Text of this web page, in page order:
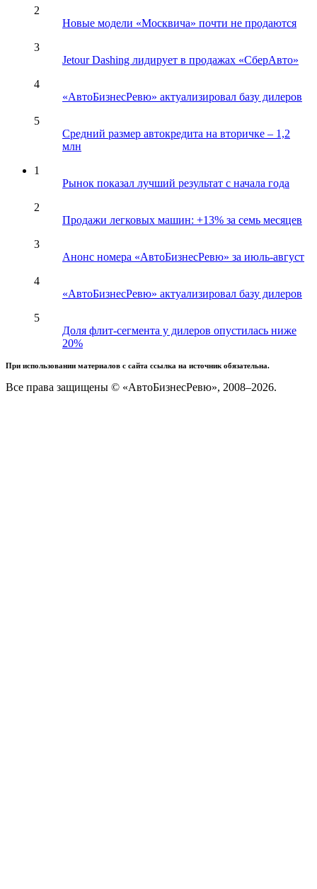
2
Новые модели «Москвича» почти не продаются
3
Jetour Dashing лидирует в продажах «СберАвто»
4
«АвтоБизнесРевю» актуализировал базу дилеров
5
Средний размер автокредита на вторичке – 1,2
млн
1
Рынок показал лучший результат с начала года
2
Продажи легковых машин: +13% за семь месяцев
3
Анонс номера «АвтоБизнесРевю» за июль-август
4
«АвтоБизнесРевю» актуализировал базу дилеров
5
Доля флит-сегмента у дилеров опустилась ниже
20%
При использовании материалов с сайта ссылка на источник обязательна.
Все права защищены © «АвтоБизнесРевю», 2008–2026.